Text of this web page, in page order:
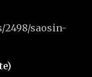
saosin-